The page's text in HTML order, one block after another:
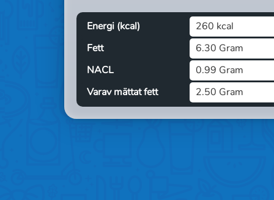
Energi (kcal)
260 kcal
Fett
6.30 Gram
NACL
0.99 Gram
Varav mättat fett
2.50 Gram